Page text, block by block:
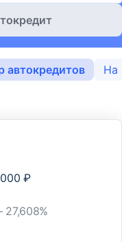
автокредитов На
₽
27,608%